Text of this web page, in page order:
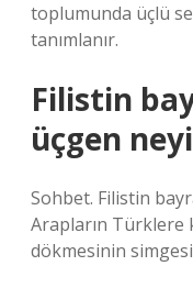
toplumunda üçlü
tanımlanır.
Filistin
üçgen
Sohbet. Filistin
Arapların Türklere
dökmesinin